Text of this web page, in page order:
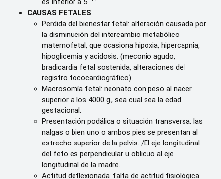
es inferior a 5.
CAUSAS FETALES
Perdida del bienestar fetal: alteración causada por
la disminución del intercambio metabólico
maternofetal, que ocasiona hipoxia, hipercapnia,
hipoglicemia y acidosis. (meconio agudo,
bradicardia fetal sostenida, alteraciones del
registro tococardiográfico).
Macrosomía fetal: neonato con peso al nacer
superior a los 4000 g., sea cual sea la edad
gestacional.
Presentación podálica o situación transversa: las
nalgas o bien uno o ambos pies se presentan al
estrecho superior de la pelvis. /El eje longitudinal
del feto es perpendicular u oblicuo al eje
longitudinal de la madre.
Actitud deflexionada: falta de actitud fisiológica